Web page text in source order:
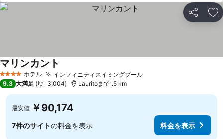
シェア お
4 ホテルのランク
ホテル インフィニティスイミングプール
マリンカント
9.3 大満足 3,004 Lauritoまで1.5 km
最安値 ￥90,174
7件のサイトの料金を表示 料金を表示